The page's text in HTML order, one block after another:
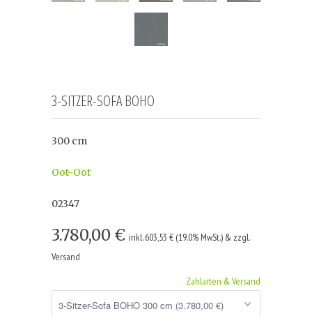
3-SITZER-SOFA BOHO
300 cm
Oot-Oot
02347
3.780,00 € inkl. 603,53 € (19.0% MwSt.) & zzgl.
Versand
Zahlarten & Versand